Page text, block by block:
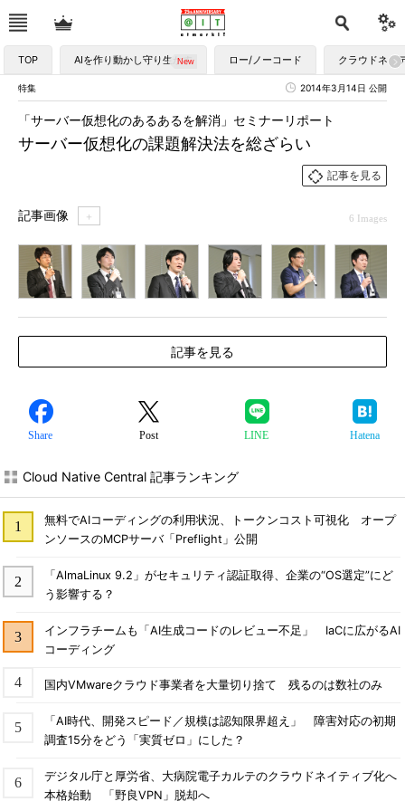
TOP AIを作り動かし守り生かす ロー/ノーコード クラウドネイ
特集 2014年3月14日 公開
サーバー仮想化の課題解決法を総ざらい
「サーバー仮想化のあるあるを解消」セミナーリポート
記事を見る
記事画像 ＋ 6 Images
記事を見る
Share Post LINE Hatena
Cloud Native Central 記事ランキング
無料でAIコーディングの利用状況、トークンコスト可視化 オープ
ンソースのMCPサーバ「Preflight」公開
「AlmaLinux 9.2」がセキュリティ認証取得、企業の“OS選定”にど
う影響する？
インフラチームも「AI生成コードのレビュー不足」 IaCに広がるAI
コーディング
国内VMwareクラウド事業者を大量切り捨て 残るのは数社のみ
「AI時代、開発スピード／規模は認知限界超え」 障害対応の初期
調査15分をどう「実質ゼロ」にした？
デジタル庁と厚労省、大病院電子カルテのクラウドネイティブ化へ
本格始動 「野良VPN」脱却へ